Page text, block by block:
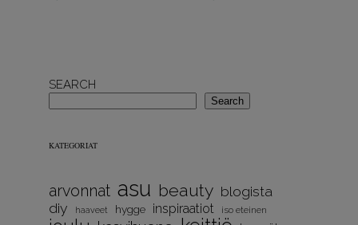
SEARCH
Search
KATEGORIAT
arvonnat asu beauty blogista
diy haaveet hygge inspiraatiot iso eteinen